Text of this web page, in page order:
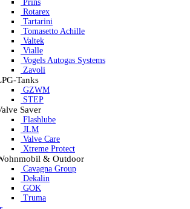
Prins
Rotarex
Tartarini
Tomasetto Achille
Valtek
Vialle
Vogels Autogas Systems
Zavoli
Tanks
GZWM
STEP
Saver
Flashlube
JLM
Valve Care
Xtreme Protect
& Outdoor
Cavagna Group
Dekalin
GOK
Truma